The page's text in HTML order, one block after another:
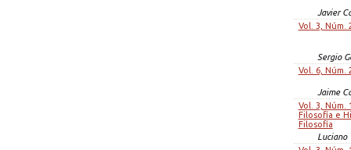
Javier
Vol. 3, Núm.
Sergio
Vol. 6, Núm.
Jaime
Vol. 3, Núm.
Filosofía e
Filosofía
Luciano